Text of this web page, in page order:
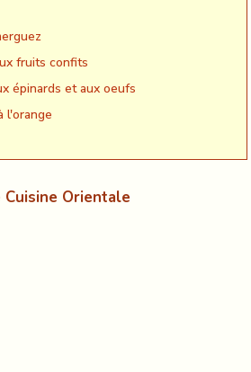
fruits confits
épinards et aux oeufs
l'orange
Orientale